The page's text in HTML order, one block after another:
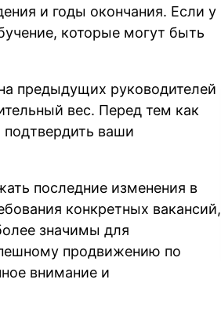
и годы окончания. Если у
которые могут быть
предыдущих руководителей
вес. Перед тем как
подтвердить ваши
последние изменения в
конкретных вакансий,
значимы для
продвижению по
внимание и